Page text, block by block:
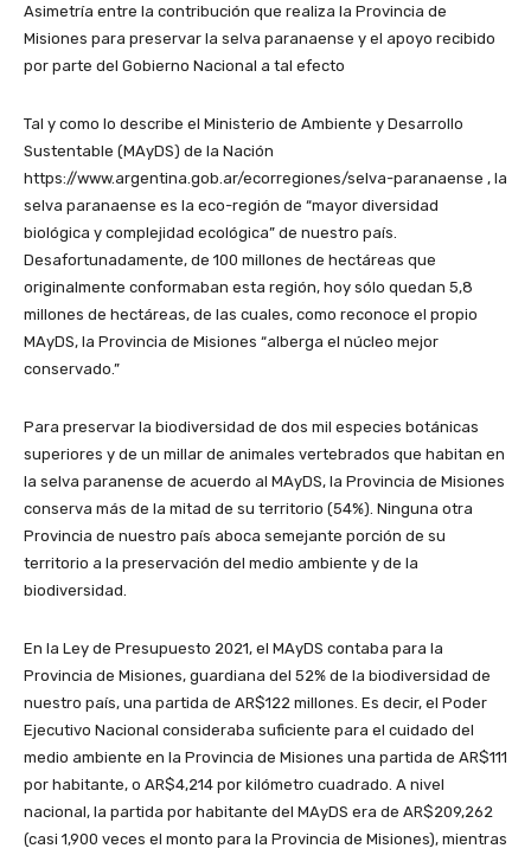
Asimetría entre la contribución que realiza la Provincia de
Misiones para preservar la selva paranaense y el apoyo recibido
por parte del Gobierno Nacional a tal efecto
Tal y como lo describe el Ministerio de Ambiente y Desarrollo
Sustentable (MAyDS) de la Nación
https://www.argentina.gob.ar/ecorregiones/selva-paranaense , la
selva paranaense es la eco-región de “mayor diversidad
biológica y complejidad ecológica” de nuestro país.
Desafortunadamente, de 100 millones de hectáreas que
originalmente conformaban esta región, hoy sólo quedan 5,8
millones de hectáreas, de las cuales, como reconoce el propio
MAyDS, la Provincia de Misiones “alberga el núcleo mejor
conservado.”
Para preservar la biodiversidad de dos mil especies botánicas
superiores y de un millar de animales vertebrados que habitan en
la selva paranense de acuerdo al MAyDS, la Provincia de Misiones
conserva más de la mitad de su territorio (54%). Ninguna otra
Provincia de nuestro país aboca semejante porción de su
territorio a la preservación del medio ambiente y de la
biodiversidad.
En la Ley de Presupuesto 2021, el MAyDS contaba para la
Provincia de Misiones, guardiana del 52% de la biodiversidad de
nuestro país, una partida de AR$122 millones. Es decir, el Poder
Ejecutivo Nacional consideraba suficiente para el cuidado del
medio ambiente en la Provincia de Misiones una partida de AR$111
por habitante, o AR$4,214 por kilómetro cuadrado. A nivel
nacional, la partida por habitante del MAyDS era de AR$209,262
(casi 1,900 veces el monto para la Provincia de Misiones), mientras